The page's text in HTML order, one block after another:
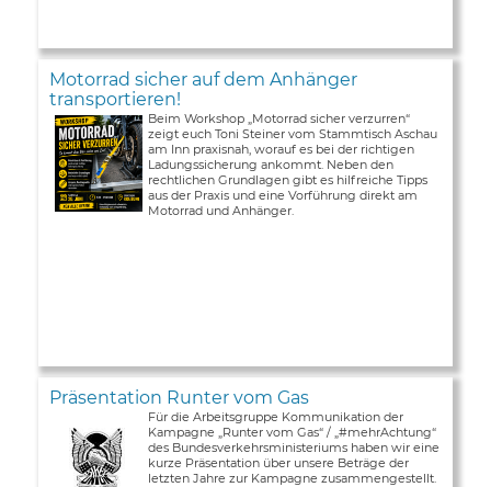
Motorrad sicher auf dem Anhänger
transportieren!
Beim Workshop „Motorrad sicher verzurren“
zeigt euch Toni Steiner vom Stammtisch Aschau
am Inn praxisnah, worauf es bei der richtigen
Ladungssicherung ankommt. Neben den
rechtlichen Grundlagen gibt es hilfreiche Tipps
aus der Praxis und eine Vorführung direkt am
Motorrad und Anhänger.
Präsentation Runter vom Gas
Für die Arbeitsgruppe Kommunikation der
Kampagne „Runter vom Gas“ / „#mehrAchtung“
des Bundesverkehrsministeriums haben wir eine
kurze Präsentation über unsere Beträge der
letzten Jahre zur Kampagne zusammengestellt.